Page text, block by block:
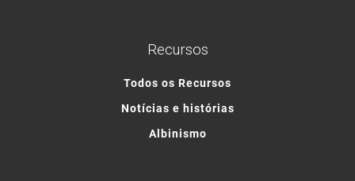
Recursos
Todos os Recursos
Notícias e histórias
Albinismo